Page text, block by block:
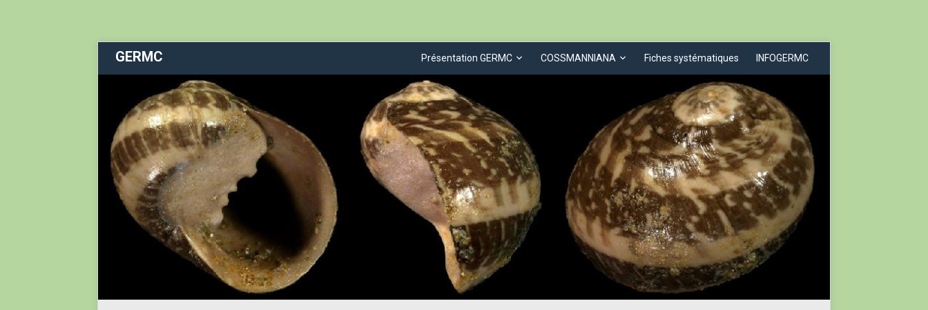
GERMC Présentation GERMC COSSMANNIANA Fiches systématiques INFOGERMC